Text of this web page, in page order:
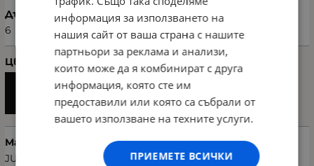
Дълбочина (см)
6
Цвят
Марка
JUICE COUTURE
информация за използването на
нашия сайт от ваша страна с нашите
партньори за реклама и анализи,
които може да я комбинират с друга
информация, която сте им
предоставили или която са събрали от
вашето използване на техните услуги.
ПРИЕМЕТЕ ВСИЧКИ